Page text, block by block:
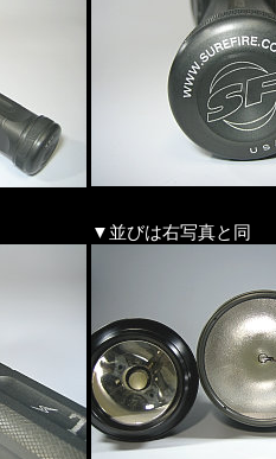
▼並びは右写真と同